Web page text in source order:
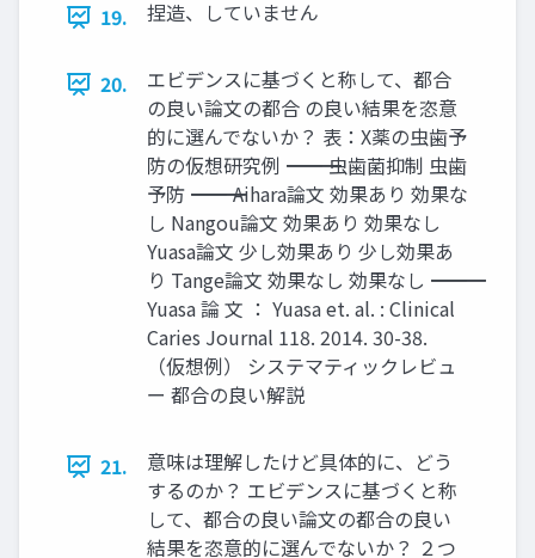
19. 捏造、していません
20.
エビデンスに基づくと称して、都合
の良い論文の都合 の良い結果を恣意
的に選んでないか？ 表：X薬の虫歯予
防の仮想研究例 ――――――――――――――――――――――― 虫歯菌抑制 虫歯
予防 ――――――――――――――――――――――― Aihara論文 効果あり 効果な
し Nangou論文 効果あり 効果なし
Yuasa論文 少し効果あり 少し効果あ
り Tange論文 効果なし 効果なし ―――――――――――――――――――――――
Yuasa 論 文 ： Yuasa et. al. : Clinical
Caries Journal 118. 2014. 30-38.
（仮想例） システマティックレビュ
ー 都合の良い解説
21.
意味は理解したけど具体的に、どう
するのか？ エビデンスに基づくと称
して、都合の良い論文の都合の良い
結果を恣意的に選んでないか？ ２つ